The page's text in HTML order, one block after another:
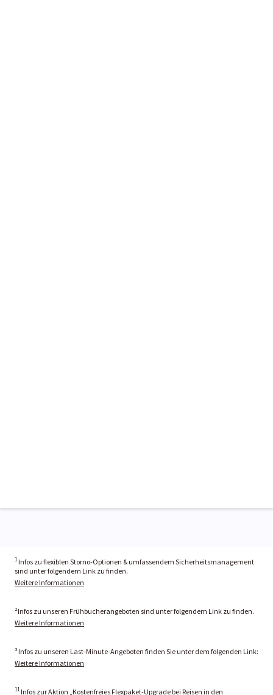
1 Infos zu flexiblen Storno-Optionen & umfassendem Sicherheitsmanagement
sind unter folgendem Link zu finden.
Weitere Informationen
²Infos zu unseren Frühbucherangeboten sind unter folgendem Link zu finden.
Weitere Informationen
³ Infos zu unseren Last-Minute-Angeboten finden Sie unter dem folgenden Link:
Weitere Informationen
11 Infos zur Aktion „Kostenfreies Flexpaket-Upgrade bei Reisen in den